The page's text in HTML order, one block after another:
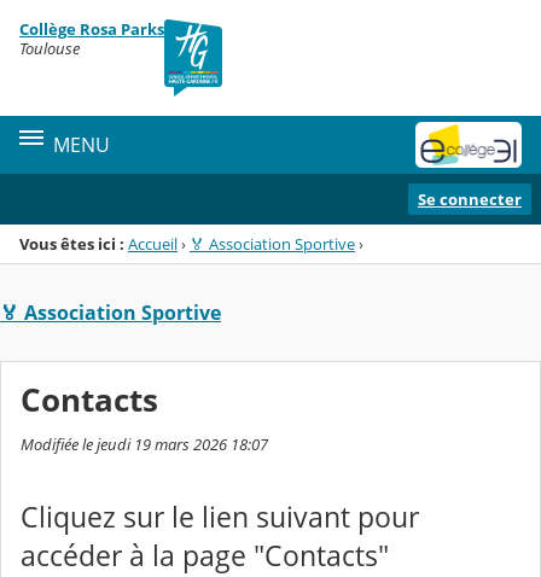
Menu de la rubrique
Contenu
Collège Rosa Parks
Toulouse
MENU
Se connecter
Vous êtes ici : Accueil› 🏅 Association Sportive›
🏅 Association Sportive
Contacts
Modifiée le jeudi 19 mars 2026 18:07
Cliquez sur le lien suivant pour
accéder à la page "Contacts"